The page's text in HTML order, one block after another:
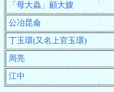
「母大蟲」顧大嫂
公冶昆侖
丁玉環(又名上官玉環)
周亮
江中